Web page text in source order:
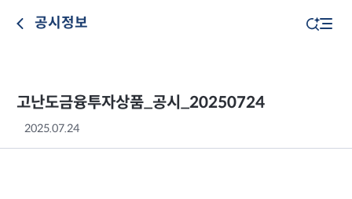
공시정보
고난도금융투자상품_공시_20250724
2025.07.24